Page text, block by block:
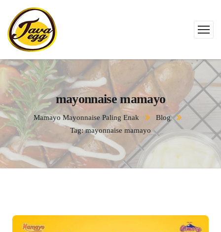
mayonnaise mamayo
Mamayo Mayonnaise Paling Enak
Blog
Tag: mayonnaise mamayo